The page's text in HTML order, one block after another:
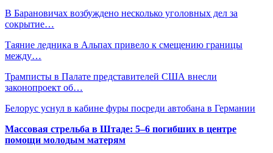
В Барановичах возбуждено несколько уголовных дел за
сокрытие…
Таяние ледника в Альпах привело к смещению границы
между…
Трамписты в Палате представителей США внесли
законопроект об…
Белорус уснул в кабине фуры посреди автобана в Германии
Массовая стрельба в Штаде: 5–6 погибших в центре
помощи молодым матерям